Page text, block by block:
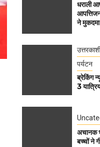
धराली
ने मुकदमा
पर्यटन
ब्रेकिंग
3
अचानक
बच्चों ने